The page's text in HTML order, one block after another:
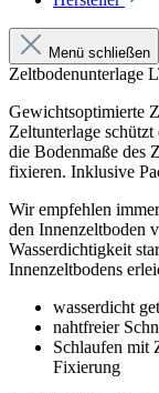
Menü schließen
Zeltbodenunterlage
Gewichtsoptimierte
Zeltunterlage
die Bodenmaße des
fixieren. Inklusive
Wir empfehlen
den Innenzeltboden
Wasserdichtigkeit
Innenzeltbodens
wasserdicht
nahtfreier
Schlaufen mit
Fixierung